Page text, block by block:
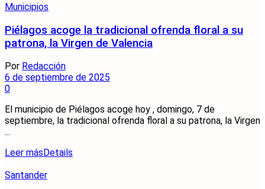
Municipios
Piélagos acoge la tradicional ofrenda floral a su
patrona, la Virgen de Valencia
Por Redacción
6 de septiembre de 2025
0
El municipio de Piélagos acoge hoy , domingo, 7 de
septiembre, la tradicional ofrenda floral a su patrona, la Virgen
...
Leer más Details
Santander